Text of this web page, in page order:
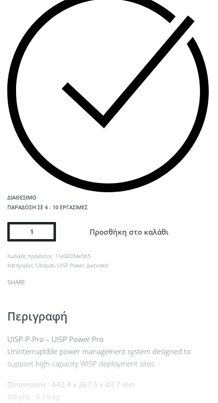
ΔΙΑΘΈΣΙΜΟ
ΠΑΡΆΔΟΣΗ ΣΕ 4 - 10 ΕΡΓΆΣΙΜΕΣ
Προσθήκη στο καλάθι
11e02034e5b5
Κατηγορίες: Ubiquiti UISP Power Δικτυακά
SHARE
Περιγραφή
UISP-P-Pro – UISP Power Pro
Uninterruptible power management system designed to
support high-capacity WISP deployment sites.
Dimensions : 442.4 x 267.5 x 43.7 mm
Weight : 4.16 kg